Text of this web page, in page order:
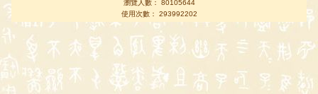
瀏覽人數： 80105644
使用次數： 293992202